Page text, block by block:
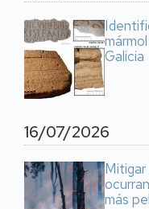
Galicia
16/07/2026
más